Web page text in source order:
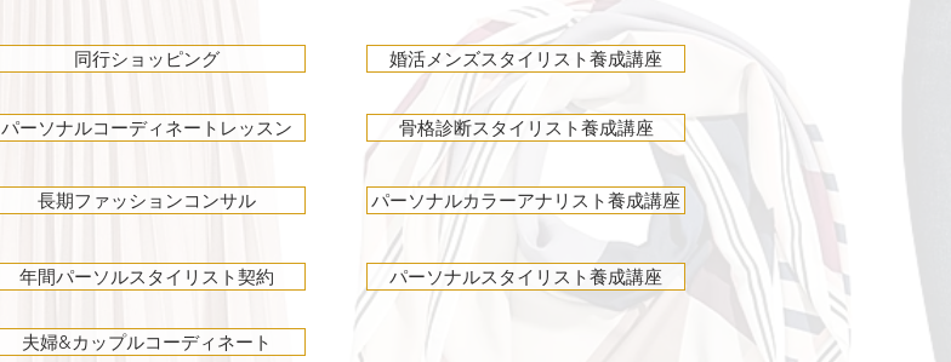
同行ショッピング
パーソナルコーディネートレッスン
長期ファッションコンサル
年間パーソルスタイリスト契約
婚活メンズスタイリスト養成講座
骨格診断スタイリスト養成講座
パーソナルカラーアナリスト養成講座
パーソナルスタイリスト養成講座
夫婦&カップルコーディネート